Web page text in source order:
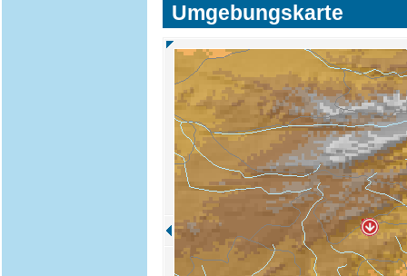
Umgebungskarte